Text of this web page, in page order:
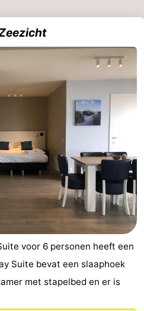
voor 6 personen heeft een
Suite bevat een slaaphoek
met stapelbed en er is